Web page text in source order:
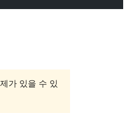
가 있을 수 있